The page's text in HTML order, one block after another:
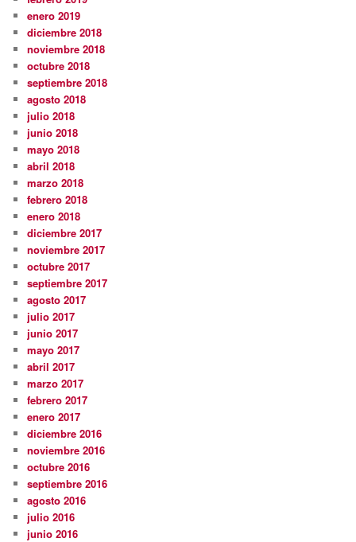
enero 2019
diciembre 2018
noviembre 2018
octubre 2018
septiembre 2018
agosto 2018
julio 2018
junio 2018
mayo 2018
abril 2018
marzo 2018
febrero 2018
enero 2018
diciembre 2017
noviembre 2017
octubre 2017
septiembre 2017
agosto 2017
julio 2017
junio 2017
mayo 2017
abril 2017
marzo 2017
febrero 2017
enero 2017
diciembre 2016
noviembre 2016
octubre 2016
septiembre 2016
agosto 2016
julio 2016
junio 2016